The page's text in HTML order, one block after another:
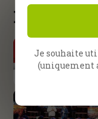
Nouveautés
Je souhaite
(uniquement